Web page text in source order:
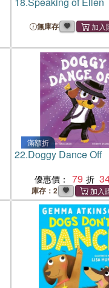
無庫存
滿額折
22.Doggy Dance Off
優惠價： 79
庫存：2